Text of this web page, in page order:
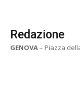
Redazione
GENOVA– Piazza